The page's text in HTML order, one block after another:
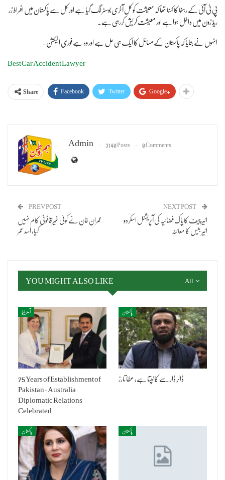
پی ٹی آئی کے رہنما کا کہنا تھا کہ معیشت کو کل آخری بوسٹر لگ گیا ہے اور کل سے پاکستان میں افراط زر
ریڈ زون میں داخل ہوا ہے اور معیشت کریش کررہی ہے۔
انہوں نے بتایا کہ پاکستان کے مسائل کا ایک ہی حل ہے اور وہ ہے فوری الیکشن۔
Best Car Accident Lawyer
Share Facebook Twitter Google+
Admin 3140 Posts 0 Comments
PREV POST
عمران خان نے کوئی غیرقانونی کام نہیں
کیا، اسد عمر
NEXT POST
ائیر چیف کا پاک فضائیہ کی آپریشنل اسکردو
ائیر بیس کا معائنہ
All
YOU MIGHT ALSO LIKE
آسٹریلیا
75 Years of Establishment of
Pakistan-Australia
Diplomatic Relations
Celebrated
پاکستان
ڈالر ڈار سے کانپتا ہے، عطا تارڑ
پاکستان پاکستان